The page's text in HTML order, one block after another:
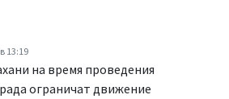
13:19
на время проведения
ограничат движение